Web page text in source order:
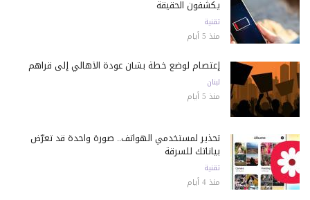
يكشفون الحقيقة
تقنية
منذ 5 أيام
إعتصام لوضع خطة بشأن عودة الأهالي إلى قراهم
لبنان
منذ 5 أيام
تحذير لمستخدمي الهواتف.. صورة واحدة قد تعرّض
بياناتك للسرقة
تقنية
منذ 4 أيام